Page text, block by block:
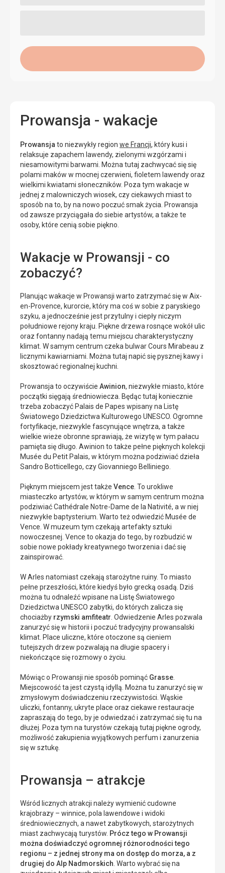
Prowansja - wakacje
Prowansja to niezwykły region we Francji, który kusi i
relaksuje zapachem lawendy, zielonymi wzgórzami i
niesamowitymi barwami. Można tutaj zachwycać się się
polami maków w mocnej czerwieni, fioletem lawendy oraz
wielkimi kwiatami słoneczników. Poza tym wakacje w
jednej z malowniczych wiosek, czy ciekawych miast to
sposób na to, by na nowo poczuć smak życia. Prowansja
od zawsze przyciągała do siebie artystów, a także te
osoby, które cenią sobie piękno.
Wakacje w Prowansji - co
zobaczyć?
Planując wakacje w Prowansji warto zatrzymać się w Aix-
en-Provence, kurorcie, który ma coś w sobie z paryskiego
szyku, a jednocześnie jest przytulny i ciepły niczym
południowe rejony kraju. Piękne drzewa rosnące wokół ulic
oraz fontanny nadają temu miejscu charakterystyczny
klimat. W samym centrum czeka bulwar Cours Mirabeau z
licznymi kawiarniami. Można tutaj napić się pysznej kawy i
skosztować regionalnej kuchni.
Prowansja to oczywiście Awinion, niezwykłe miasto, które
początki sięgają średniowiecza. Będąc tutaj koniecznie
trzeba zobaczyć Palais de Papes wpisany na Listę
Światowego Dziedzictwa Kulturowego UNESCO. Ogromne
fortyfikacje, niezwykle fascynujące wnętrza, a także
wielkie wieże obronne sprawiają, że wizytę w tym pałacu
pamięta się długo. Awinion to także pełne pięknych kolekcji
Musée du Petit Palais, w którym można podziwiać dzieła
Sandro Botticellego, czy Giovanniego Belliniego.
Pięknym miejscem jest także Vence . To urokliwe
miasteczko artystów, w którym w samym centrum można
podziwiać Cathédrale Notre-Dame de la Nativité, a w niej
niezwykłe baptysterium. Warto też odwiedzić Musée de
Vence. W muzeum tym czekają artefakty sztuki
nowoczesnej. Vence to okazja do tego, by rozbudzić w
sobie nowe pokłady kreatywnego tworzenia i dać się
zainspirować.
W Arles natomiast czekają starożytne ruiny. To miasto
pełne przeszłości, które kiedyś było grecką osadą. Dziś
można tu odnaleźć wpisane na Listę Światowego
Dziedzictwa UNESCO zabytki, do których zalicza się
chociażby rzymski amfiteatr . Odwiedzenie Arles pozwala
zanurzyć się w historii i poczuć tradycyjny prowansalski
klimat. Place uliczne, które otoczone są cieniem
tutejszych drzew pozwalają na długie spacery i
niekończące się rozmowy o życiu.
Mówiąc o Prowansji nie sposób pominąć Grasse
Miejscowość ta jest czystą idyllą. Można tu zanurzyć się w
zmysłowym doświadczeniu rzeczywistości. Wąskie
uliczki, fontanny, ukryte place oraz ciekawe restauracje
zapraszają do tego, by je odwiedzać i zatrzymać się tu na
dłużej. Poza tym na turystów czekają tutaj piękne ogrody,
możliwość zakupienia wyjątkowych perfum i zanurzenia
się w sztukę.
Prowansja – atrakcje
Wśród licznych atrakcji należy wymienić cudowne
krajobrazy – winnice, pola lawendowe i widoki
średniowiecznych, a nawet zabytkowych, starożytnych
miast zachwycają turystów. Prócz tego w Prowansji
można doświadczyć ogromnej różnorodności tego
regionu – z jednej strony ma on dostęp do morza, a z
drugiej do Alp Nadmorskich . Warto wybrać się na